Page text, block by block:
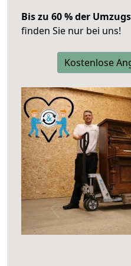
Bis zu 60 % der
finden Sie nur bei uns!
Kostenlose